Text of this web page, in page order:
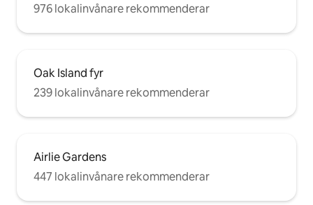
976 lokalinvånare rekommenderar
Oak Island fyr
239 lokalinvånare rekommenderar
Airlie Gardens
447 lokalinvånare rekommenderar